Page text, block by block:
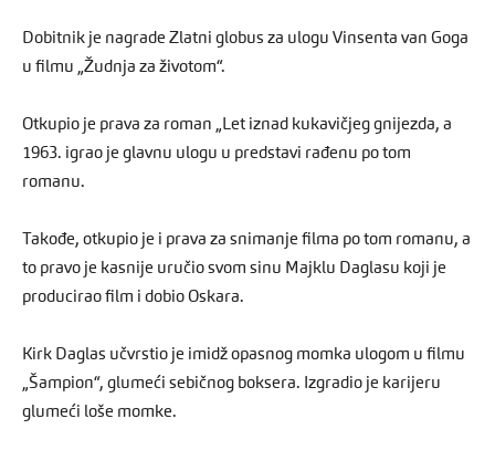
Dobitnik je nagrade Zlatni globus za ulogu Vinsenta van Goga
u filmu „Žudnja za životom“.
Otkupio je prava za roman „Let iznad kukavičjeg gnijezda, a
1963. igrao je glavnu ulogu u predstavi rađenu po tom
romanu.
Takođe, otkupio je i prava za snimanje filma po tom romanu, a
to pravo je kasnije uručio svom sinu Majklu Daglasu koji je
producirao film i dobio Oskara.
Kirk Daglas učvrstio je imidž opasnog momka ulogom u filmu
„Šampion“, glumeći sebičnog boksera. Izgradio je karijeru
glumeći loše momke.